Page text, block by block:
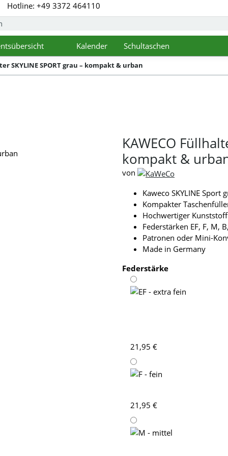
Hotline: +49 3372 464110
Toggle Dropdown
Kalender Schultaschen
SKYLINE SPORT grau – kompakt & urban
KAWECO
kompakt &
von
Kaweco SKYLINE Sport
Kompakter
Hochwertiger
Federstärken EF, F, M,
Patronen oder Mini-
Made in Germany
Federstärke
EF - extra fein
21,95 €
F - fein
21,95 €